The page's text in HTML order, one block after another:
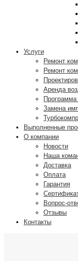
Услуги
Ремонт
Ремонт
Аренда
Замена
Выполненные
О компании
Новости
Наша
Доставка
Оплата
Гарантия
Вопрос-
Отзывы
Контакты